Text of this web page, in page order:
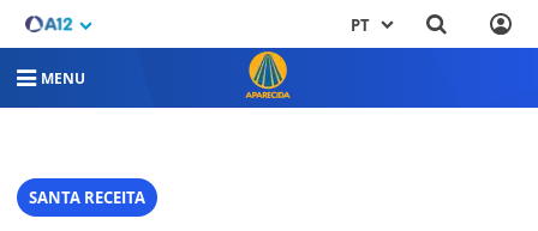
PT
MENU
SANTA RECEITA